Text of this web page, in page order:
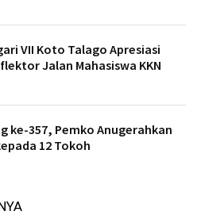
VII Koto Talago Apresiasi
Jalan Mahasiswa KKN
ke-357, Pemko Anugerahkan
12 Tokoh